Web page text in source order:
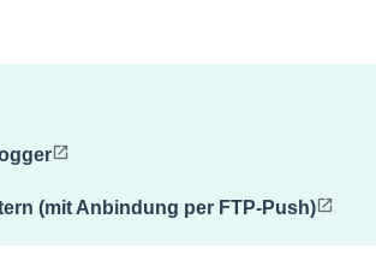
(mit Anbindung per FTP-Push)